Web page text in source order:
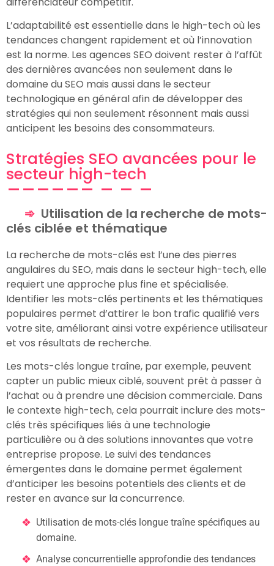
L’adaptabilité est essentielle dans le high-tech où les
tendances changent rapidement et où l’innovation
est la norme. Les agences SEO doivent rester à l’affût
des dernières avancées non seulement dans le
domaine du SEO mais aussi dans le secteur
technologique en général afin de développer des
stratégies qui non seulement résonnent mais aussi
anticipent les besoins des consommateurs.
Stratégies SEO avancées pour le
secteur high-tech
Utilisation de la recherche de mots-
clés ciblée et thématique
La recherche de mots-clés est l’une des pierres
angulaires du SEO, mais dans le secteur high-tech, elle
requiert une approche plus fine et spécialisée.
Identifier les mots-clés pertinents et les thématiques
populaires permet d’attirer le bon trafic qualifié vers
votre site, améliorant ainsi votre expérience utilisateur
et vos résultats de recherche.
Les mots-clés longue traîne, par exemple, peuvent
capter un public mieux ciblé, souvent prêt à passer à
l’achat ou à prendre une décision commerciale. Dans
le contexte high-tech, cela pourrait inclure des mots-
clés très spécifiques liés à une technologie
particulière ou à des solutions innovantes que votre
entreprise propose. Le suivi des tendances
émergentes dans le domaine permet également
d’anticiper les besoins potentiels des clients et de
rester en avance sur la concurrence.
Utilisation de mots-clés longue traîne spécifiques au
domaine.
Analyse concurrentielle approfondie des tendances